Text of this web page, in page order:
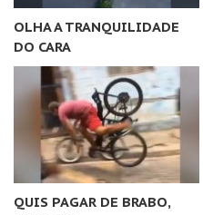
OLHA A TRANQUILIDADE
DO CARA
QUIS PAGAR DE BRABO,